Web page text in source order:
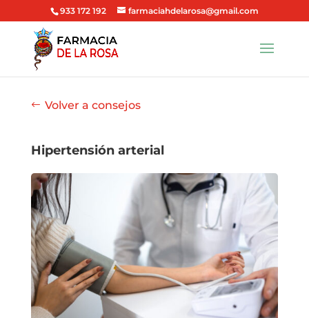
933 172 192 farmaciahdelarosa@gmail.com
Volver a consejos
Hipertensión arterial